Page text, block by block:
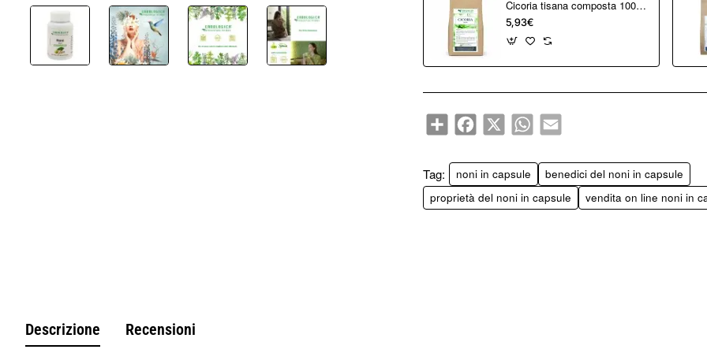
Non Disponibile Cicoria tisana composta 100 grammi
5,93€
ShareFacebook
X WhatsAppEmail
Tag: noni in capsule
benedici del noni in capsule
proprietà del noni in capsule
vendita on line noni in
Descrizione Recensioni